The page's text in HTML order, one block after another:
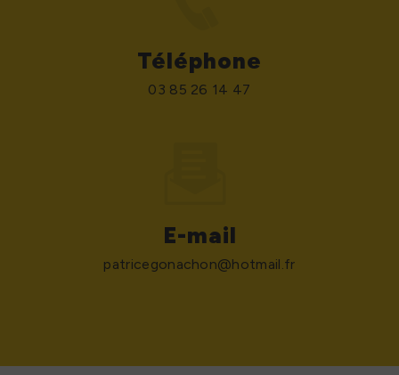
Téléphone
03 85 26 14 47
E-mail
patricegonachon@hotmail.fr